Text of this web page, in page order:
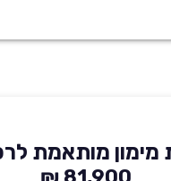
מותאמת